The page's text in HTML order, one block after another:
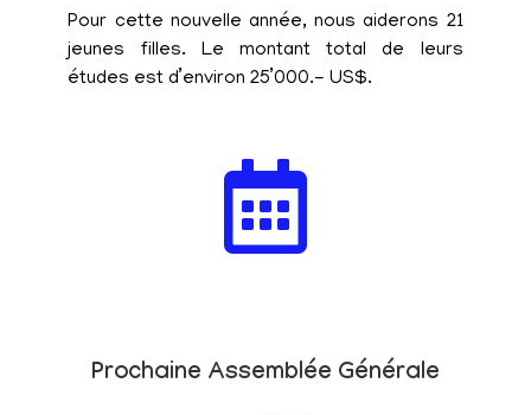
Pour cette nouvelle année, nous aiderons 21
jeunes filles. Le montant total de leurs
études est d’environ 25’000.- US$.
Prochaine Assemblée Générale